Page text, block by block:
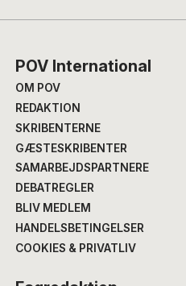
POV International
OM POV
REDAKTION
SKRIBENTERNE
GÆSTESKRIBENTER
SAMARBEJDSPARTNERE
DEBATREGLER
BLIV MEDLEM
HANDELSBETINGELSER
COOKIES & PRIVATLIV